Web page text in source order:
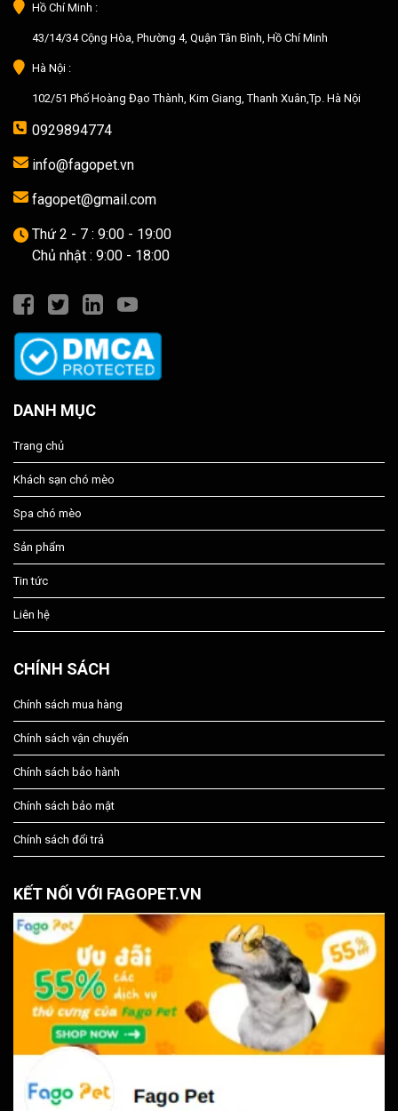
Hồ Chí Minh :
43/14/34 Cộng Hòa, Phường 4, Quận Tân Bình, Hồ Chí Minh
Hà Nội :
102/51 Phố Hoàng Đạo Thành, Kim Giang, Thanh Xuân,Tp. Hà Nội
0929894774
info@fagopet.vn
fagopet@gmail.com
Thứ 2 - 7 : 9:00 - 19:00
Chủ nhật : 9:00 - 18:00
DANH MỤC
Trang chủ
Khách sạn chó mèo
Spa chó mèo
Sản phẩm
Tin tức
Liên hệ
CHÍNH SÁCH
Chính sách mua hàng
Chính sách vận chuyển
Chính sách bảo hành
Chính sách bảo mật
Chính sách đổi trả
KẾT NỐI VỚI FAGOPET.VN